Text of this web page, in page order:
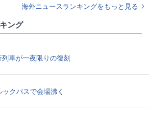
海外ニュースランキングをもっと見る
ング
車が一夜限りの復刻
クパスで会場沸く